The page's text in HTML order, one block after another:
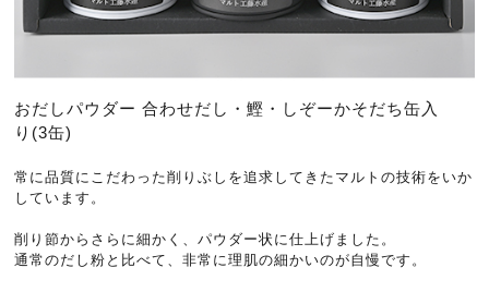
おだしパウダー 合わせだし・鰹・しぞーかそだち缶入
り(3缶)
常に品質にこだわった削りぶしを追求してきたマルトの技術をいか
しています。
削り節からさらに細かく、パウダー状に仕上げました。
通常のだし粉と比べて、非常に理肌の細かいのが自慢です。